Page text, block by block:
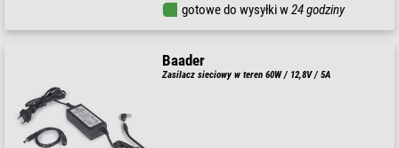
gotowe do wysyłki w24 godziny
Baader
Zasilacz sieciowy w teren 60W / 12,8V / 5A